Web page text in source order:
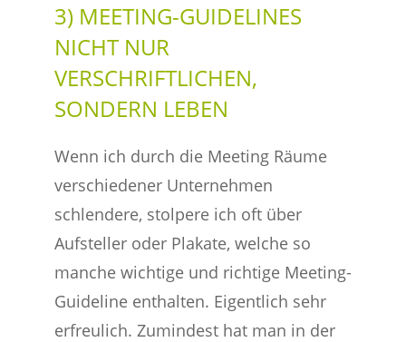
3) MEETING-GUIDELINES
NICHT NUR
VERSCHRIFTLICHEN,
SONDERN LEBEN
Wenn ich durch die Meeting Räume
verschiedener Unternehmen
schlendere, stolpere ich oft über
Aufsteller oder Plakate, welche so
manche wichtige und richtige Meeting-
Guideline enthalten. Eigentlich sehr
erfreulich. Zumindest hat man in der